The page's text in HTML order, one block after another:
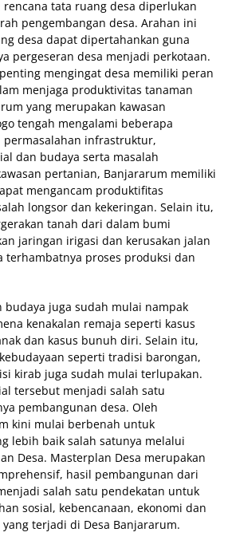
rencana tata ruang desa diperlukan
pengembangan desa. Arahan ini
desa dapat dipertahankan guna
pergeseran desa menjadi perkotaan.
mengingat desa memiliki peran
menjaga produktivitas tanaman
yang merupakan kawasan
tengah mengalami beberapa
permasalahan infrastruktur,
dan budaya serta masalah
pertanian, Banjararum memiliki
mengancam produktifitas
longsor dan kekeringan. Selain itu,
tanah dari dalam bumi
jaringan irigasi dan kerusakan jalan
terhambatnya proses produksi dan
budaya juga sudah mulai nampak
kenakalan remaja seperti kasus
dan kasus bunuh diri. Selain itu,
seperti tradisi barongan,
kirab juga sudah mulai terlupakan.
tersebut menjadi salah satu
pembangunan desa. Oleh
kini mulai berbenah untuk
lebih baik salah satunya melalui
Desa. Masterplan Desa merupakan
hasil pembangunan dari
salah satu pendekatan untuk
sosial, kebencanaan, ekonomi dan
terjadi di Desa Banjararum.